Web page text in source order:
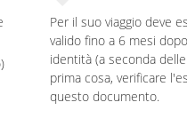
Per il suo viaggio deve
valido fino a 6 mesi
identità (a seconda
prima cosa, verificare
questo documento.